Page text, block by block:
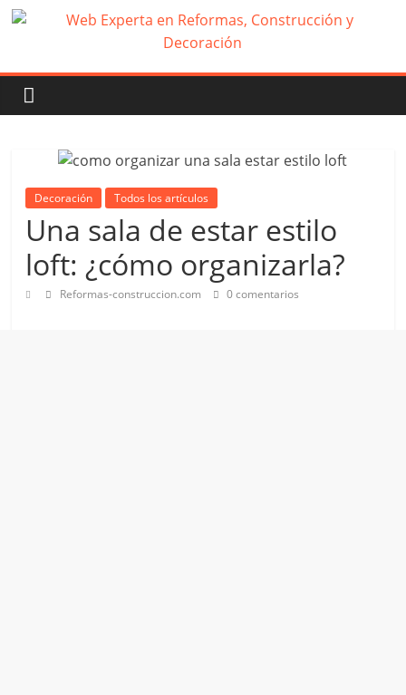
Decoración Todos los artículos
Una sala de estar estilo
loft: ¿cómo organizarla?
Reformas-construccion.com 0 comentarios